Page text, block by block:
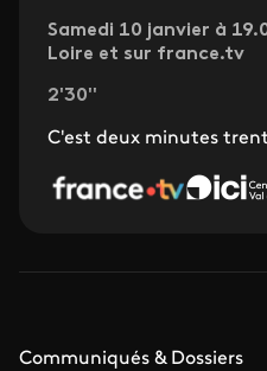
Samedi 10 janvier à
Loire et sur france.tv
2'30''
C'est deux minutes
Communiqués & Dossiers